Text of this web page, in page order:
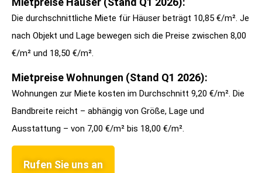
Die durchschnittliche Miete für Häuser beträgt 10,85 €/m². Je
nach Objekt und Lage bewegen sich die Preise zwischen 8,00
€/m² und 18,50 €/m².
Mietpreise Wohnungen (Stand Q1 2026):
Wohnungen zur Miete kosten im Durchschnitt 9,20 €/m². Die
Bandbreite reicht – abhängig von Größe, Lage und
Ausstattung – von 7,00 €/m² bis 18,00 €/m².
Rufen Sie uns an